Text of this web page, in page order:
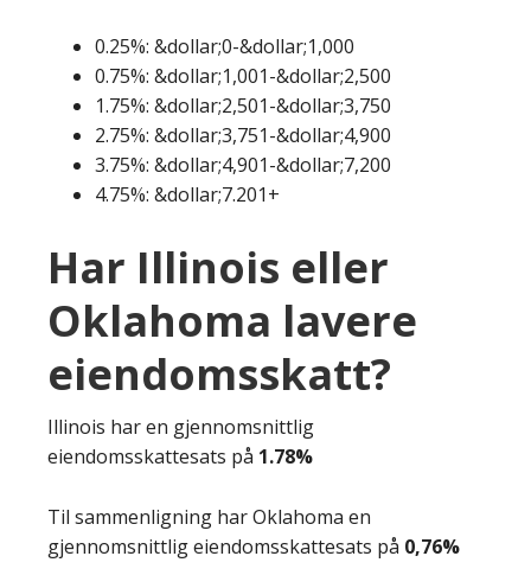
0.25%: &dollar;0-&dollar;1,000
0.75%: &dollar;1,001-&dollar;2,500
1.75%: &dollar;2,501-&dollar;3,750
2.75%: &dollar;3,751-&dollar;4,900
3.75%: &dollar;4,901-&dollar;7,200
4.75%: &dollar;7.201+
Har Illinois eller
Oklahoma lavere
eiendomsskatt?
Illinois har en gjennomsnittlig
eiendomsskattesats på 1.78%
Til sammenligning har Oklahoma en
gjennomsnittlig eiendomsskattesats på 0,76%